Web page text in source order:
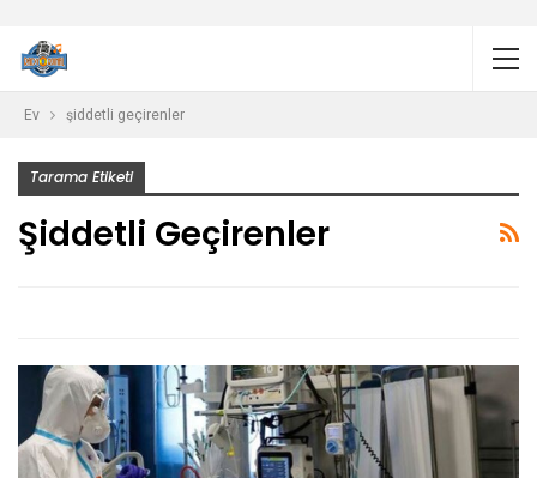
Ev şiddetli geçirenler
Tarama Etiketi
Şiddetli Geçirenler